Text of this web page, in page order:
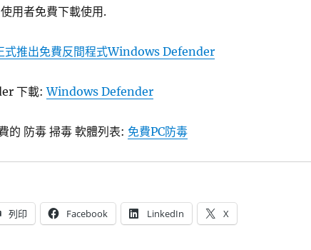
用者免費下載使用.
式推出免費反間程式Windows Defender
下載:Windows Defender
的 防毒 掃毒 軟體列表: 免費PC防毒
列印 Facebook LinkedIn X